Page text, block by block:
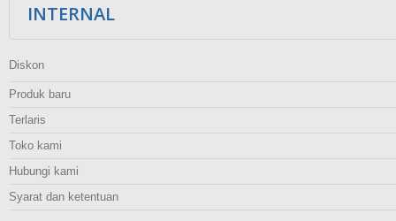
INTERNAL
Diskon
Produk baru
Terlaris
Toko kami
Hubungi kami
Syarat dan ketentuan